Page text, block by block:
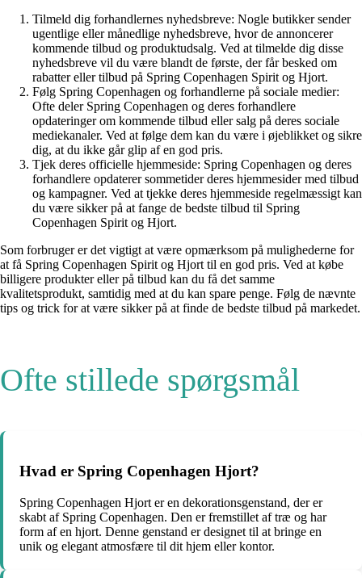
Tilmeld dig forhandlernes nyhedsbreve: Nogle butikker sender
ugentlige eller månedlige nyhedsbreve, hvor de annoncerer
kommende tilbud og produktudsalg. Ved at tilmelde dig disse
nyhedsbreve vil du være blandt de første, der får besked om
rabatter eller tilbud på Spring Copenhagen Spirit og Hjort.
Følg Spring Copenhagen og forhandlerne på sociale medier:
Ofte deler Spring Copenhagen og deres forhandlere
opdateringer om kommende tilbud eller salg på deres sociale
mediekanaler. Ved at følge dem kan du være i øjeblikket og sikre
dig, at du ikke går glip af en god pris.
Tjek deres officielle hjemmeside: Spring Copenhagen og deres
forhandlere opdaterer sommetider deres hjemmesider med tilbud
og kampagner. Ved at tjekke deres hjemmeside regelmæssigt kan
du være sikker på at fange de bedste tilbud til Spring
Copenhagen Spirit og Hjort.
Som forbruger er det vigtigt at være opmærksom på mulighederne for
at få Spring Copenhagen Spirit og Hjort til en god pris. Ved at købe
billigere produkter eller på tilbud kan du få det samme
kvalitetsprodukt, samtidig med at du kan spare penge. Følg de nævnte
tips og trick for at være sikker på at finde de bedste tilbud på markedet.
Ofte stillede spørgsmål
Hvad er Spring Copenhagen Hjort?
Spring Copenhagen Hjort er en dekorationsgenstand, der er
skabt af Spring Copenhagen. Den er fremstillet af træ og har
form af en hjort. Denne genstand er designet til at bringe en
unik og elegant atmosfære til dit hjem eller kontor.